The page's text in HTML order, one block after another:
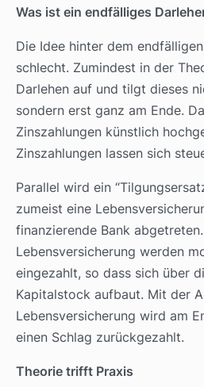
Was ist ein endfälliges
Die Idee hinter dem
schlecht. Zumindest in der
Darlehen auf und tilgt dieses
sondern erst ganz am Ende.
Zinszahlungen künstlich
Zinszahlungen lassen sich
Parallel wird ein
zumeist eine
finanzierende Bank
Lebensversicherung werden
eingezahlt, so dass sich über
Kapitalstock aufbaut. Mit der
Lebensversicherung wird am
einen Schlag zurückgezahlt.
Theorie trifft Praxis